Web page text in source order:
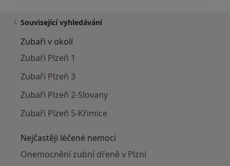
Související vyhledávání
Zubaři v okolí
Zubaři Plzeň 1
Zubaři Plzeň 3
Zubaři Plzeň 2-Slovany
Zubaři Plzeň 5-Křimice
Nejčastěji léčené nemoci
Onemocnění zubní dřeně v Plzni